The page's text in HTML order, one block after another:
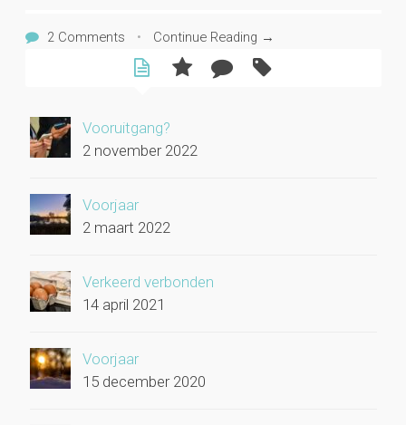
2 Comments • Continue Reading →
Vooruitgang?
2 november 2022
Voorjaar
2 maart 2022
Verkeerd verbonden
14 april 2021
Voorjaar
15 december 2020